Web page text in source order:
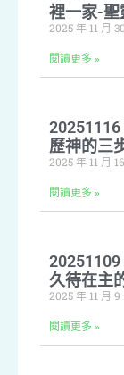
裡一家-聖
2025 年 11 月
閱讀更多 »
歷神的三
2025 年 11 月
閱讀更多 »
久待在主
2025 年 11 月 9
閱讀更多 »